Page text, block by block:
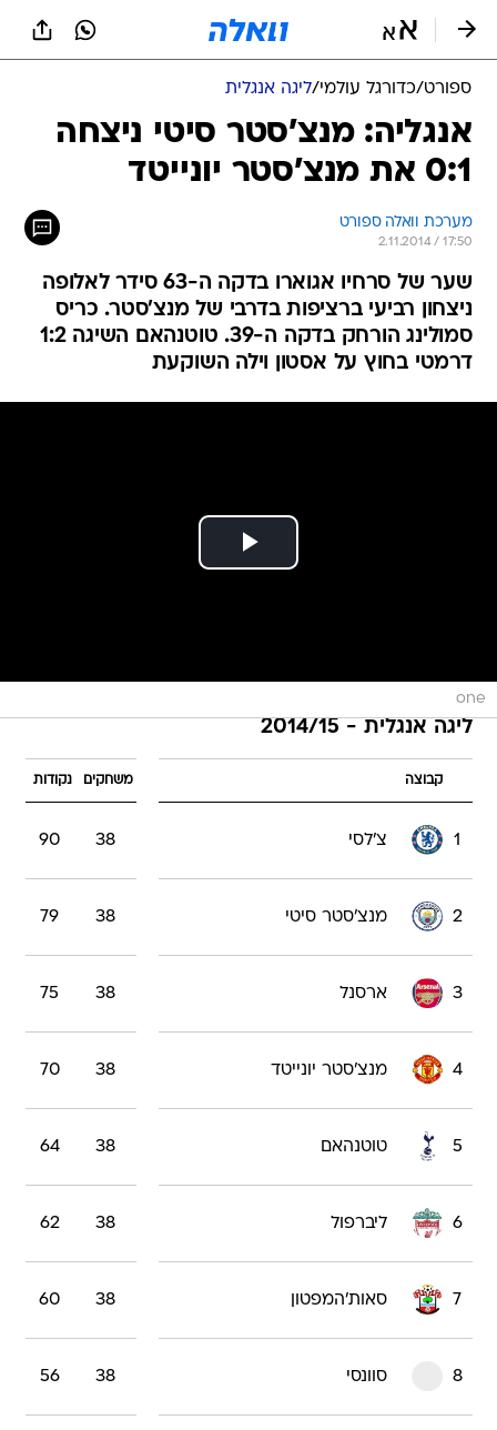
ספורט/כדורגל עולמי/ליגה אנגלית
אנגליה: מנצ'סטר סיטי ניצחה
0:1 את מנצ'סטר יונייטד
מערכת וואלה ספורט
2.11.2014 / 17:50
שער של סרחיו אגוארו בדקה ה-63 סידר לאלופה
ניצחון רביעי ברציפות בדרבי של מנצ'סטר. כריס
סמולינג הורחק בדקה ה-39. טוטנהאם השיגה 1:2
דרמטי בחוץ על אסטון וילה השוקעת
one
ליגה אנגלית - 2014/15
קבוצה משחקים נקודות
1 צ'לסי 38
90
2 מנצ'סטר סיטי 38
79
3 ארסנל 38
75
4 מנצ'סטר יונייטד 38
70
5 טוטנהאם 38
64
6 ליברפול 38
62
7 סאות'המפטון 38
60
8 סוונסי 38
56